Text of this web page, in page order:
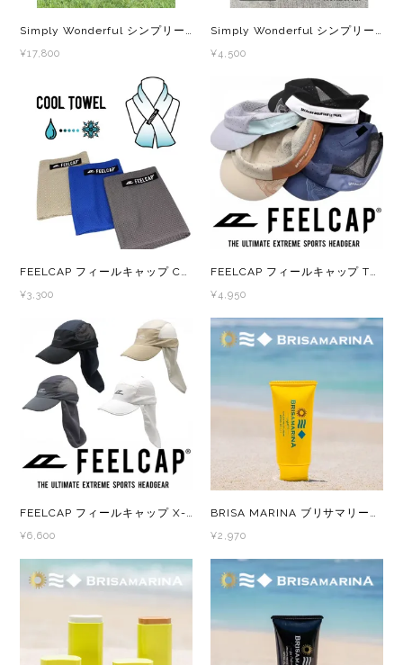
Simply Wonderful シンプリーワンダフル TRAIL WRAP トレイル・ラップ DCF製 1.43oz トレイルランニング UL 防水 シート
¥17,800
Simply Wonderful シンプリーワンダフル ULウォレット DCF製 1.43oz ネオンzipシリーズ トレイルランニング UL 防水 ポーチ 財布
¥4,500
FEELCAP フィールキャップ COOL TOWEL FC-103
¥3,300
FEELCAP フィールキャップ TRAIL EXPLORE CAP 2 FC-038
¥4,950
¥6,600 ¥2,970